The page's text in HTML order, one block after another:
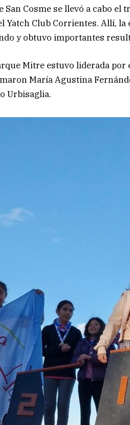
San Cosme se llevó a cabo
Yatch Club Corrientes. Allí,
y obtuvo importantes
Mitre estuvo liderada
María Agustina
Urbisaglia.